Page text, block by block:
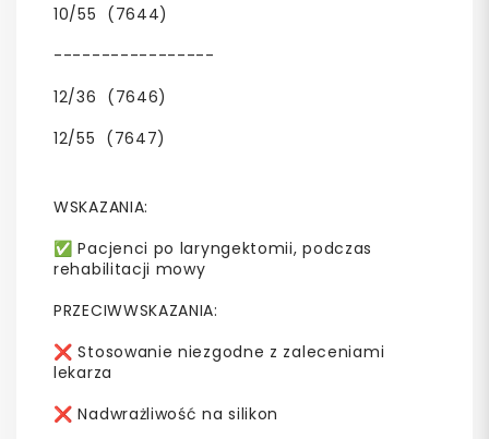
10/55 (7644)
-----------------
12/36 (7646)
12/55 (7647)
WSKAZANIA:
✅ Pacjenci po laryngektomii, podczas
rehabilitacji mowy
PRZECIWWSKAZANIA:
❌ Stosowanie niezgodne z zaleceniami
lekarza
❌ Nadwrażliwość na silikon